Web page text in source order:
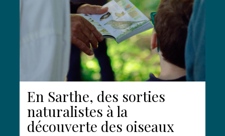
En Sarthe, des sorties
naturalistes à la
découverte des oiseaux